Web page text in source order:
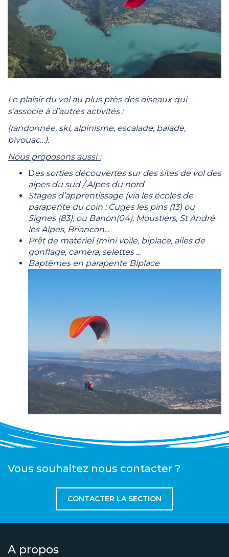
Le plaisir du vol au plus près des oiseaux qui
s’associe à d’autres activités :
(randonnée, ski, alpinisme, escalade, balade,
bivouac…).
Nous proposons aussi :
Des sorties découvertes sur des sites de vol des
alpes du sud / Alpes du nord
Stages d’apprentissage (via les écoles de
parapente du coin : Cuges les pins (13) ou
Signes (83), ou Banon(04), Moustiers, St André
les Alpes, Briancon...
Prêt de matériel (mini voile, biplace, ailes de
gonflage, camera, selettes ...
Baptêmes en parapente Biplace
Vous souhaitez nous contacter ?
CONTACTER LA SECTION
A propos